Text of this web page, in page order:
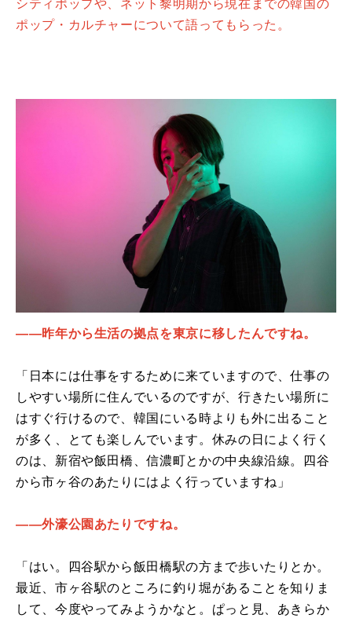
シティポップや、ネット黎明期から現在までの韓国の
ポップ・カルチャーについて語ってもらった。
――昨年から生活の拠点を東京に移したんですね。
「日本には仕事をするために来ていますので、仕事の
しやすい場所に住んでいるのですが、行きたい場所に
はすぐ行けるので、韓国にいる時よりも外に出ること
が多く、とても楽しんでいます。休みの日によく行く
のは、新宿や飯田橋、信濃町とかの中央線沿線。四谷
から市ヶ谷のあたりにはよく行っていますね」
――外濠公園あたりですね。
「はい。四谷駅から飯田橋駅の方まで歩いたりとか。
最近、市ヶ谷駅のところに釣り堀があることを知りま
して、今度やってみようかなと。ぱっと見、あきらか